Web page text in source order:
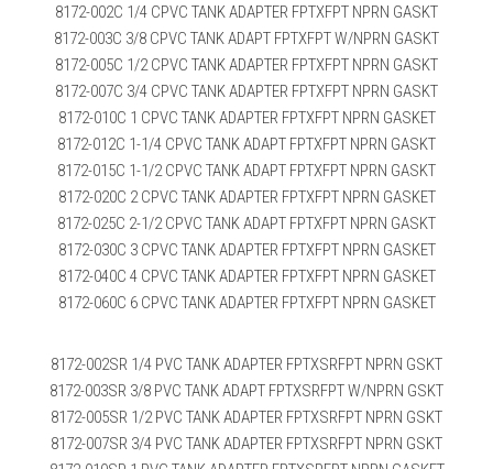
8172-002C 1/4 CPVC TANK ADAPTER FPTXFPT NPRN GASKT
8172-003C 3/8 CPVC TANK ADAPT FPTXFPT W/NPRN GASKT
8172-005C 1/2 CPVC TANK ADAPTER FPTXFPT NPRN GASKT
8172-007C 3/4 CPVC TANK ADAPTER FPTXFPT NPRN GASKT
8172-010C 1 CPVC TANK ADAPTER FPTXFPT NPRN GASKET
8172-012C 1-1/4 CPVC TANK ADAPT FPTXFPT NPRN GASKT
8172-015C 1-1/2 CPVC TANK ADAPT FPTXFPT NPRN GASKT
8172-020C 2 CPVC TANK ADAPTER FPTXFPT NPRN GASKET
8172-025C 2-1/2 CPVC TANK ADAPT FPTXFPT NPRN GASKT
8172-030C 3 CPVC TANK ADAPTER FPTXFPT NPRN GASKET
8172-040C 4 CPVC TANK ADAPTER FPTXFPT NPRN GASKET
8172-060C 6 CPVC TANK ADAPTER FPTXFPT NPRN GASKET
8172-002SR 1/4 PVC TANK ADAPTER FPTXSRFPT NPRN GSKT
8172-003SR 3/8 PVC TANK ADAPT FPTXSRFPT W/NPRN GSKT
8172-005SR 1/2 PVC TANK ADAPTER FPTXSRFPT NPRN GSKT
8172-007SR 3/4 PVC TANK ADAPTER FPTXSRFPT NPRN GSKT